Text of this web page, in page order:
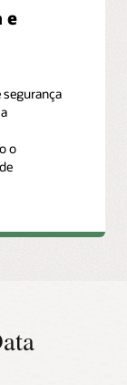
e
segurança
o